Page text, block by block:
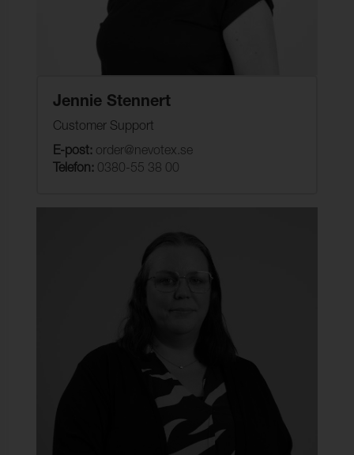
Jennie Stennert
Customer Support
E-post: order@nevotex.se
Telefon: 0380-55 38 00